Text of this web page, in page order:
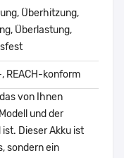
Überhitzung,
Überlastung,
REACH-konform
von Ihnen
und der
Dieser Akku ist
sondern ein